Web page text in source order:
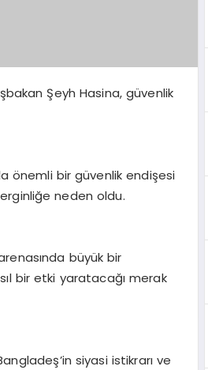
Şeyh Hasina, güvenlik
önemli bir güvenlik endişesi
neden oldu.
büyük bir
bir etki yaratacağı merak
siyasi istikrarı ve